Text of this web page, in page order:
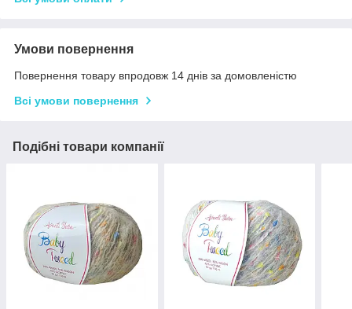
Умови повернення
Повернення товару впродовж 14 днів за домовленістю
Всі умови повернення
Подібні товари компанії